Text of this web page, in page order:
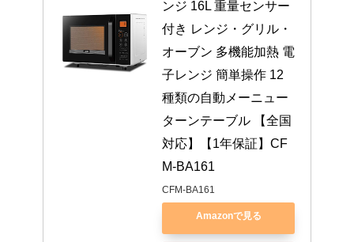
ンジ 16L 重量センサー
付き レンジ・グリル・
オーブン 多機能加熱 電
子レンジ 簡単操作 12
種類の自動メーニュー
ターンテーブル 【全国
対応】【1年保証】CF
M-BA161
CFM-BA161
Amazonで見る